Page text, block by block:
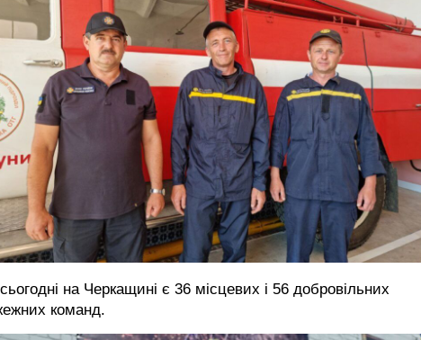
на Черкащині є 36 місцевих і 56 добровільних
команд.